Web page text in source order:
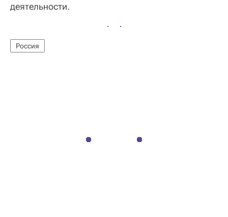
деятельности.
Россия